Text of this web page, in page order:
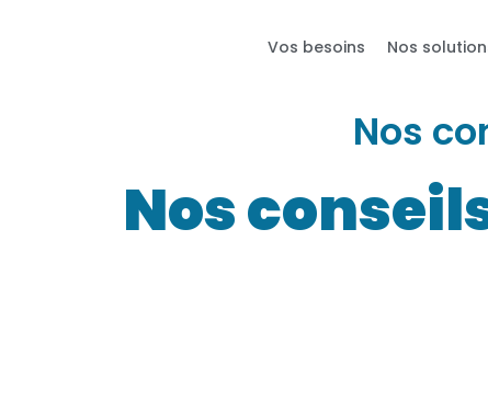
Vos besoins Nos
Nos
Nos